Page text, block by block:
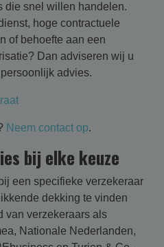
die snel willen handelen.
hoge contractuele
of behoefte aan een
Dan adviseren wij u
advies.
Neem contact op.
bij elke keuze
een specifieke verzekeraar
dekking te vinden
van verzekeraars als
Nationale Nederlanden,